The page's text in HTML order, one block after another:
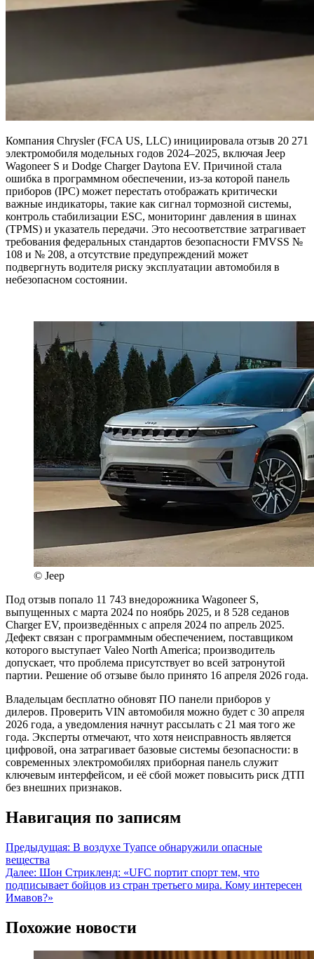
Компания Chrysler (FCA US, LLC) инициировала отзыв 20 271
электромобиля модельных годов 2024–2025, включая Jeep
Wagoneer S и Dodge Charger Daytona EV. Причиной стала
ошибка в программном обеспечении, из-за которой панель
приборов (IPC) может перестать отображать критически
важные индикаторы, такие как сигнал тормозной системы,
контроль стабилизации ESC, мониторинг давления в шинах
(TPMS) и указатель передачи. Это несоответствие затрагивает
требования федеральных стандартов безопасности FMVSS №
108 и № 208, а отсутствие предупреждений может
подвергнуть водителя риску эксплуатации автомобиля в
небезопасном состоянии.
© Jeep
Под отзыв попало 11 743 внедорожника Wagoneer S,
выпущенных с марта 2024 по ноябрь 2025, и 8 528 седанов
Charger EV, произведённых с апреля 2024 по апрель 2025.
Дефект связан с программным обеспечением, поставщиком
которого выступает Valeo North America; производитель
допускает, что проблема присутствует во всей затронутой
партии. Решение об отзыве было принято 16 апреля 2026 года.
Владельцам бесплатно обновят ПО панели приборов у
дилеров. Проверить VIN автомобиля можно будет с 30 апреля
2026 года, а уведомления начнут рассылать с 21 мая того же
года. Эксперты отмечают, что хотя неисправность является
цифровой, она затрагивает базовые системы безопасности: в
современных электромобилях приборная панель служит
ключевым интерфейсом, и её сбой может повысить риск ДТП
без внешних признаков.
Навигация по записям
Предыдущая: В воздухе Туапсе обнаружили опасные
вещества
Далее: Шон Стрикленд: «UFC портит спорт тем, что
подписывает бойцов из стран третьего мира. Кому интересен
Имавов?»
Похожие новости